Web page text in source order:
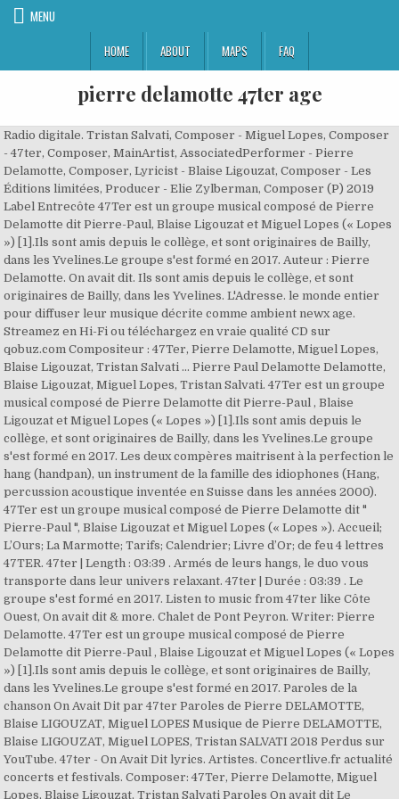
MENU
HOME
ABOUT MAPS FAQ
pierre delamotte 47ter age
Radio digitale. Tristan Salvati, Composer - Miguel Lopes, Composer
- 47ter, Composer, MainArtist, AssociatedPerformer - Pierre
Delamotte, Composer, Lyricist - Blaise Ligouzat, Composer - Les
Éditions limitées, Producer - Elie Zylberman, Composer (P) 2019
Label Entrecôte 47Ter est un groupe musical composé de Pierre
Delamotte dit Pierre-Paul, Blaise Ligouzat et Miguel Lopes (« Lopes
») [1].Ils sont amis depuis le collège, et sont originaires de Bailly,
dans les Yvelines.Le groupe s'est formé en 2017. Auteur : Pierre
Delamotte. On avait dit. Ils sont amis depuis le collège, et sont
originaires de Bailly, dans les Yvelines. L'Adresse. le monde entier
pour diffuser leur musique décrite comme ambient newx age.
Streamez en Hi-Fi ou téléchargez en vraie qualité CD sur
qobuz.com Compositeur : 47Ter, Pierre Delamotte, Miguel Lopes,
Blaise Ligouzat, Tristan Salvati ... Pierre Paul Delamotte Delamotte,
Blaise Ligouzat, Miguel Lopes, Tristan Salvati. 47Ter est un groupe
musical composé de Pierre Delamotte dit Pierre-Paul , Blaise
Ligouzat et Miguel Lopes (« Lopes ») [1].Ils sont amis depuis le
collège, et sont originaires de Bailly, dans les Yvelines.Le groupe
s'est formé en 2017. Les deux compères maitrisent à la perfection le
hang (handpan), un instrument de la famille des idiophones (Hang,
percussion acoustique inventée en Suisse dans les années 2000).
47Ter est un groupe musical composé de Pierre Delamotte dit "
Pierre-Paul ", Blaise Ligouzat et Miguel Lopes (« Lopes »). Accueil;
L’Ours; La Marmotte; Tarifs; Calendrier; Livre d’Or; de feu 4 lettres
47TER. 47ter | Length : 03:39 . Armés de leurs hangs, le duo vous
transporte dans leur univers relaxant. 47ter | Durée : 03:39 . Le
groupe s'est formé en 2017. Listen to music from 47ter like Côte
Ouest, On avait dit & more. Chalet de Pont Peyron. Writer: Pierre
Delamotte. 47Ter est un groupe musical composé de Pierre
Delamotte dit Pierre-Paul , Blaise Ligouzat et Miguel Lopes (« Lopes
») [1].Ils sont amis depuis le collège, et sont originaires de Bailly,
dans les Yvelines.Le groupe s'est formé en 2017. Paroles de la
chanson On Avait Dit par 47ter Paroles de Pierre DELAMOTTE,
Blaise LIGOUZAT, Miguel LOPES Musique de Pierre DELAMOTTE,
Blaise LIGOUZAT, Miguel LOPES, Tristan SALVATI 2018 Perdus sur
YouTube. 47ter - On Avait Dit lyrics. Artistes. Concertlive.fr actualité
concerts et festivals. Composer: 47Ter, Pierre Delamotte, Miguel
Lopes, Blaise Ligouzat, Tristan Salvati Paroles On avait dit Le